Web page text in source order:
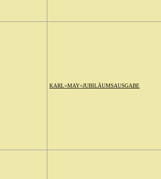
KARL=MAY=JUBILÄUMSAUSGABE